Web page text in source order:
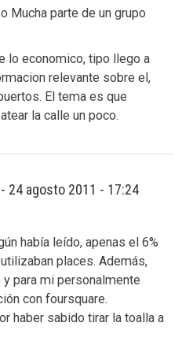
Mucha parte de un grupo
lo economico, tipo llego a
relevante sobre el,
El tema es que
la calle un poco.
- 24 agosto 2011 - 17:24
había leído, apenas el 6%
places. Además,
para mi personalmente
con foursquare.
haber sabido tirar la toalla a